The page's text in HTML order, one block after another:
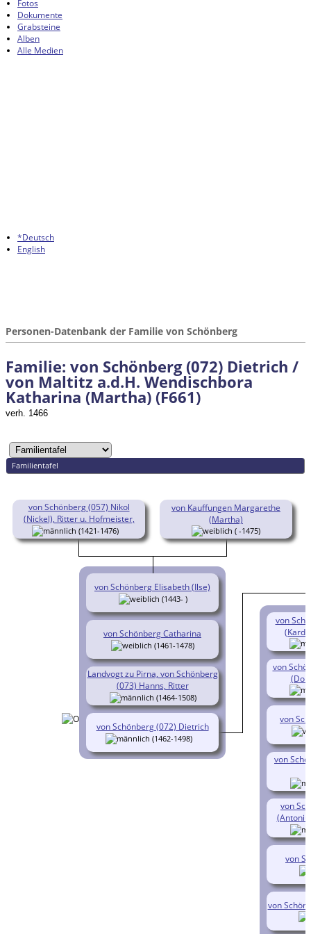
Fotos
Dokumente
Grabsteine
Alben
Alle Medien
*Deutsch
English
Personen-Datenbank der Familie von Schönberg
Familie: von Schönberg (072) Dietrich /
von Maltitz a.d.H. Wendischbora
Katharina (Martha) (F661)
verh. 1466
Familientafel
von Schönberg (057) Nikol
(Nickel), Ritter u. Hofmeister,
(1421-1476)
von Kauffungen Margarethe
(Martha)
( -1475)
von Schönberg Elisabeth (Ilse)
(1443- )
von Schönberg Catharina
(1461-1478)
Landvogt zu Pirna, von Schönberg
(073) Hanns, Ritter
(1464-1508)
von Schönberg (072) Dietrich
(1462-1498)
von
von
von
von
von
von
von